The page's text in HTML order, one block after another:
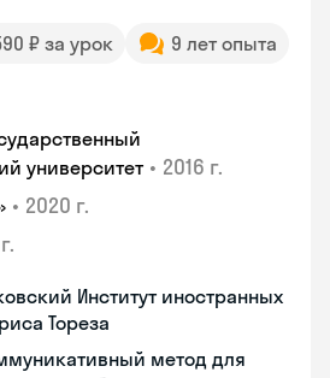
₽ за урок
9 лет опыта
университет • 2016 г.
• 2020 г.
Институт иностранных
Тореза
метод для